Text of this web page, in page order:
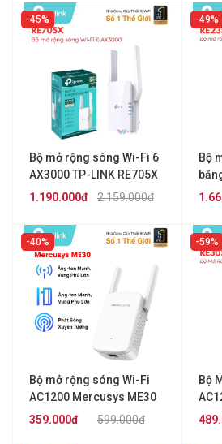
45%
Bộ mở rộng sóng Wi-Fi 6
AX3000 TP-LINK RE705X
2.159.000đ
1.190.000đ
49%
Bộ
40%
Bộ mở rộng sóng Wi-Fi
AC1200 Mercusys ME30
599.000đ
359.000đ
59%
Bộ